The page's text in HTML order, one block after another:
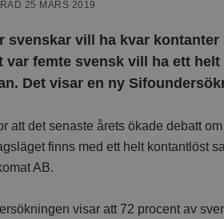
25 MARS 2019
svenskar vill ha kvar
var femte svensk vill ha ett
Det visar en ny
att det senaste årets ökade debatt
finns med ett helt kontantlöst
AB.
visar att 72 procent av